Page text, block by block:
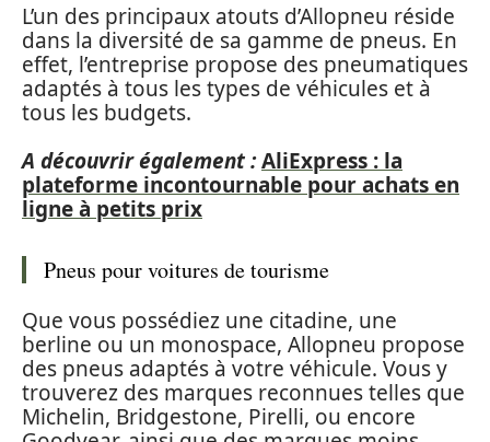
L’un des principaux atouts d’Allopneu réside
dans la diversité de sa gamme de pneus. En
effet, l’entreprise propose des pneumatiques
adaptés à tous les types de véhicules et à
tous les budgets.
A découvrir également :AliExpress : la
plateforme incontournable pour achats en
ligne à petits prix
Pneus pour voitures de tourisme
Que vous possédiez une citadine, une
berline ou un monospace, Allopneu propose
des pneus adaptés à votre véhicule. Vous y
trouverez des marques reconnues telles que
Michelin, Bridgestone, Pirelli, ou encore